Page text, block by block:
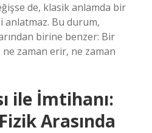
de, klasik anlamda bir
anlatmaz. Bu durum,
birine benzer: Bir
zaman erir, ne zaman
ile İmtihanı:
Arasında